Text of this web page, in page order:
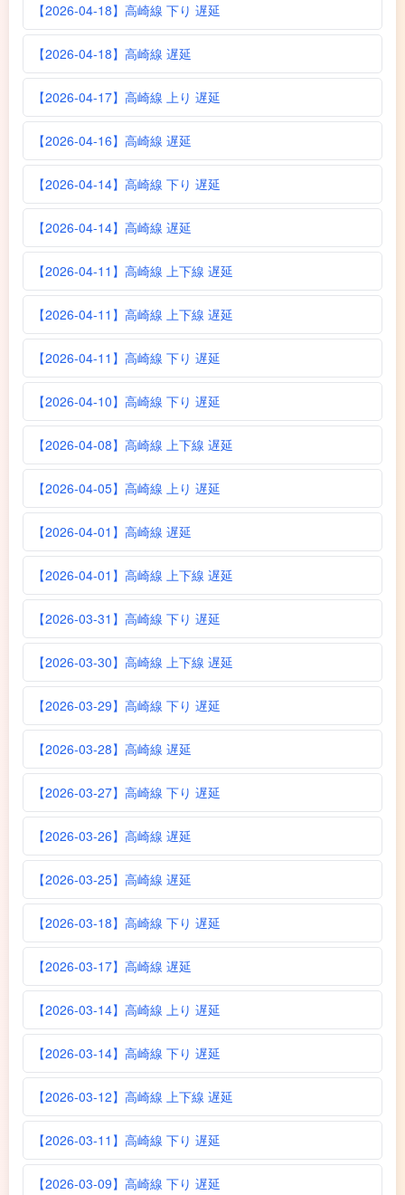
【2026-04-18】高崎線 下り 遅延
【2026-04-18】高崎線 遅延
【2026-04-17】高崎線 上り 遅延
【2026-04-16】高崎線 遅延
【2026-04-14】高崎線 下り 遅延
【2026-04-14】高崎線 遅延
【2026-04-11】高崎線 上下線 遅延
【2026-04-11】高崎線 上下線 遅延
【2026-04-11】高崎線 下り 遅延
【2026-04-10】高崎線 下り 遅延
【2026-04-08】高崎線 上下線 遅延
【2026-04-05】高崎線 上り 遅延
【2026-04-01】高崎線 遅延
【2026-04-01】高崎線 上下線 遅延
【2026-03-31】高崎線 下り 遅延
【2026-03-30】高崎線 上下線 遅延
【2026-03-29】高崎線 下り 遅延
【2026-03-28】高崎線 遅延
【2026-03-27】高崎線 下り 遅延
【2026-03-26】高崎線 遅延
【2026-03-25】高崎線 遅延
【2026-03-18】高崎線 下り 遅延
【2026-03-17】高崎線 遅延
【2026-03-14】高崎線 上り 遅延
【2026-03-14】高崎線 下り 遅延
【2026-03-12】高崎線 上下線 遅延
【2026-03-11】高崎線 下り 遅延
【2026-03-09】高崎線 下り 遅延